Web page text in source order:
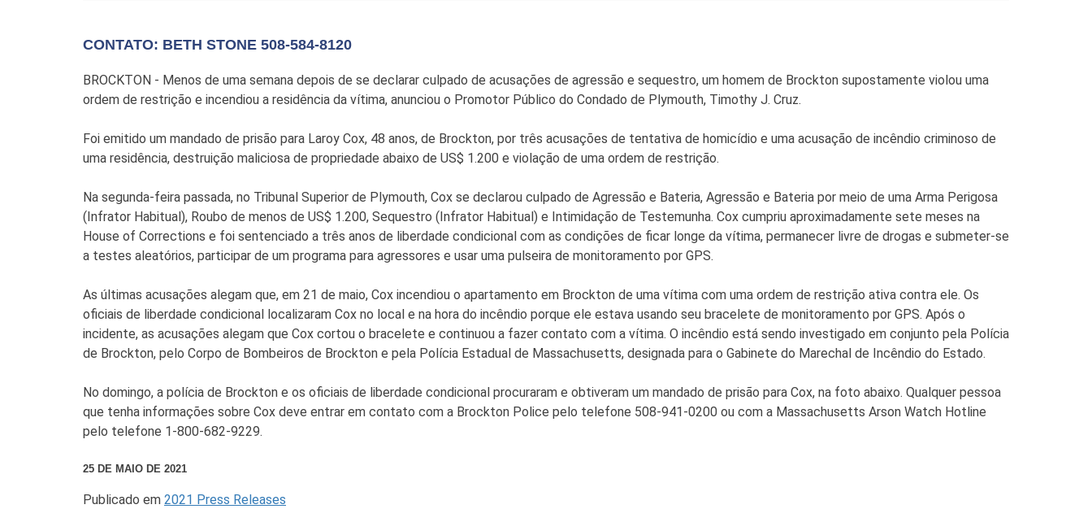
CONTATO: BETH STONE 508-584-8120
BROCKTON - Menos de uma semana depois de se declarar culpado de acusações de agressão e sequestro, um homem de Brockton supostamente violou uma
ordem de restrição e incendiou a residência da vítima, anunciou o Promotor Público do Condado de Plymouth, Timothy J. Cruz.
Foi emitido um mandado de prisão para Laroy Cox, 48 anos, de Brockton, por três acusações de tentativa de homicídio e uma acusação de incêndio criminoso de
uma residência, destruição maliciosa de propriedade abaixo de US$ 1.200 e violação de uma ordem de restrição.
Na segunda-feira passada, no Tribunal Superior de Plymouth, Cox se declarou culpado de Agressão e Bateria, Agressão e Bateria por meio de uma Arma Perigosa
(Infrator Habitual), Roubo de menos de US$ 1.200, Sequestro (Infrator Habitual) e Intimidação de Testemunha. Cox cumpriu aproximadamente sete meses na
House of Corrections e foi sentenciado a três anos de liberdade condicional com as condições de ficar longe da vítima, permanecer livre de drogas e submeter-se
a testes aleatórios, participar de um programa para agressores e usar uma pulseira de monitoramento por GPS.
As últimas acusações alegam que, em 21 de maio, Cox incendiou o apartamento em Brockton de uma vítima com uma ordem de restrição ativa contra ele. Os
oficiais de liberdade condicional localizaram Cox no local e na hora do incêndio porque ele estava usando seu bracelete de monitoramento por GPS. Após o
incidente, as acusações alegam que Cox cortou o bracelete e continuou a fazer contato com a vítima. O incêndio está sendo investigado em conjunto pela Polícia
de Brockton, pelo Corpo de Bombeiros de Brockton e pela Polícia Estadual de Massachusetts, designada para o Gabinete do Marechal de Incêndio do Estado.
No domingo, a polícia de Brockton e os oficiais de liberdade condicional procuraram e obtiveram um mandado de prisão para Cox, na foto abaixo. Qualquer pessoa
que tenha informações sobre Cox deve entrar em contato com a Brockton Police pelo telefone 508-941-0200 ou com a Massachusetts Arson Watch Hotline
pelo telefone 1-800-682-9229.
25 DE MAIO DE 2021
Publicado em 2021 Press Releases